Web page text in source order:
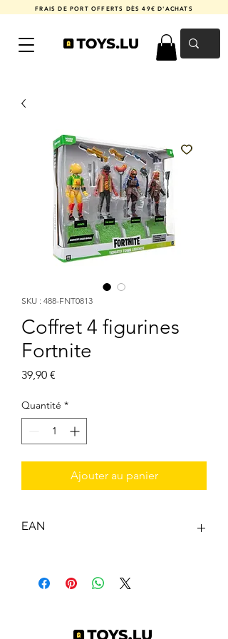
FRAIS DE PORT OFFERTS DÈS 49€ D'ACHATS
SKU : 488-FNT0813
Coffret 4 figurines
Fortnite
39,90 €
Quantité *
Ajouter au panier
EAN